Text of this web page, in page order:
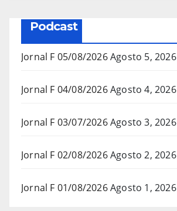
Podcast
Jornal F 05/08/2026Agosto 5, 2026
Jornal F 04/08/2026Agosto 4, 2026
Jornal F 03/07/2026Agosto 3, 2026
Jornal F 02/08/2026Agosto 2, 2026
Jornal F 01/08/2026Agosto 1, 2026